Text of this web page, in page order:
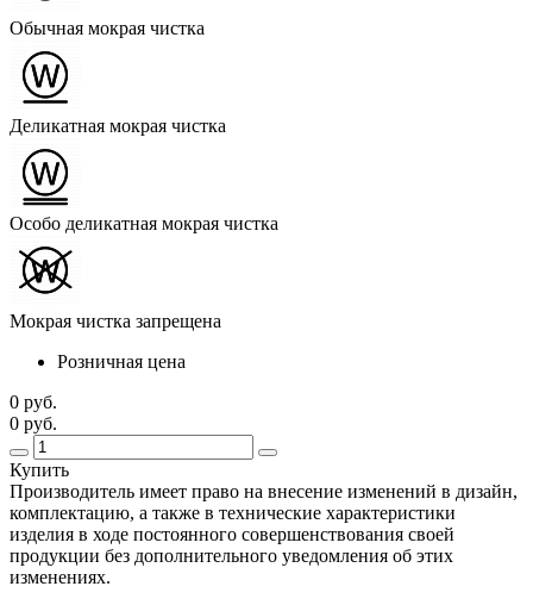
Обычная мокрая чистка
Деликатная мокрая чистка
Особо деликатная мокрая чистка
Мокрая чистка запрещена
Розничная цена
0 руб.
0 руб.
Купить
Производитель имеет право на внесение изменений в дизайн,
комплектацию, а также в технические характеристики
изделия в ходе постоянного совершенствования своей
продукции без дополнительного уведомления об этих
изменениях.